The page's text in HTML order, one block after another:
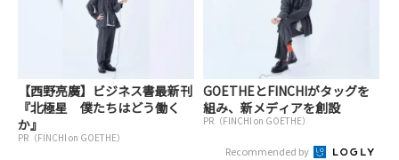
【西野亮廣】ビジネス書最新刊
『北極星 僕たちはどう働く
か』
PR（FINCHI on GOETHE）
GOETHEとFINCHIがタッグを
組み、新メディアを創設
PR（FINCHI on GOETHE）
Recommended by